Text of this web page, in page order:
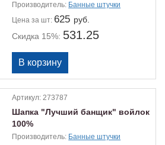
Производитель: Банные штучки
Цена за шт:625 руб.
Скидка 15%: 531.25
Артикул:273787
Шапка "Лучший банщик" войлок
100%
Производитель: Банные штучки